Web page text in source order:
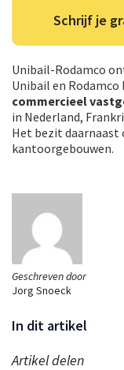
Geschreven door
Jorg Snoeck
In dit artikel
Artikel delen
Schrijf je
Unibail-Rodamco
Unibail en Rodamco
commercieel
in Nederland,
Het bezit daarnaast
kantoorgebouwen.